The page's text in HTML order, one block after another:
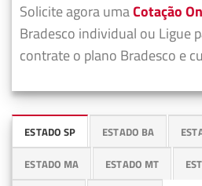
Solicite agora umaCotação
Bradesco individual ou Ligue
contrate o plano Bradesco e
ESTADO SP ESTADO BA
ESTADO MA ESTADO MT